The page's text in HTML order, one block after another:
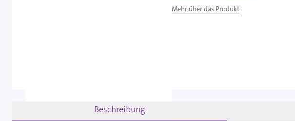
Mehr über das Produkt
Beschreibung